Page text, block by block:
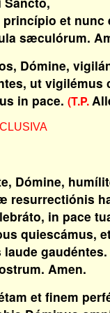
et nunc
sæculórum.
Dómine,
ut vigilémus
in pace. (T.P.
Dómine,
resurrectiónis
in pace
quiescámus,
Amen.
et finem